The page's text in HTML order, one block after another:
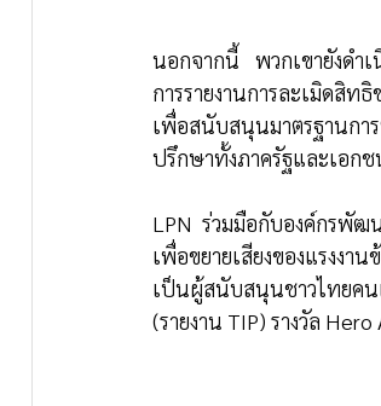
นอกจากนี้ พวกเขายังดำ
การรายงานการละเมิดสิ
เพื่อสนับสนุนมาตรฐานกา
ปรึกษาทั้งภาครัฐและเอกช
LPN ร่วมมือกับองค์กรพัฒ
เพื่อขยายเสียงของแรงง
เป็นผู้สนับสนุนชาวไทยคนแ
(รายงาน TIP) รางวัล